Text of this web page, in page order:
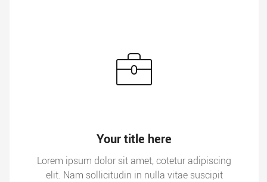
Your title here
Lorem ipsum dolor sit amet, cotetur adipiscing
elit. Nam sollicitudin in nulla vitae suscipit